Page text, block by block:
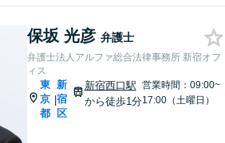
保坂 光彦 弁護士
弁護士法人アルファ総合法律事務所 新宿オフ
ィス
東
京
都
|
新
宿
区
新宿西口駅
から徒歩1分
営業時間：09:00~
17:00（土曜日）